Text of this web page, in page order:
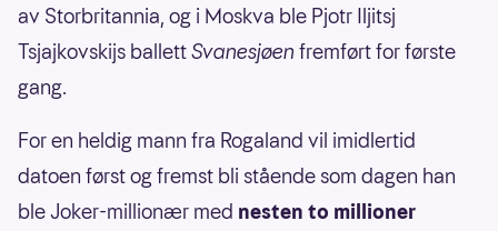
av Storbritannia, og i Moskva ble Pjotr Iljitsj
Tsjajkovskijs ballettSvanesjøen fremført for første
gang.
For en heldig mann fra Rogaland vil imidlertid
datoen først og fremst bli stående som dagen han
ble Joker-millionær med nesten to millioner